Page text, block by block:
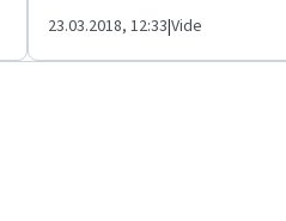
23.03.2018, 12:33|Vide